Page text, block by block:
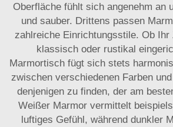
Oberfläche fühlt sich angenehm an
und sauber. Drittens passen
zahlreiche Einrichtungsstile. Ob Ihr
klassisch oder rustikal
Marmortisch fügt sich stets
zwischen verschiedenen Farben
denjenigen zu finden, der am
Weißer Marmor vermittelt
luftiges Gefühl, während dunkler